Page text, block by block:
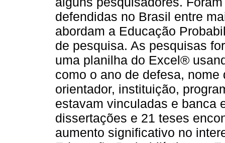
defendidas no Brasil entre
abordam a Educação
de pesquisa. As pesquisas
uma planilha do Excel®
como o ano de defesa,
orientador, instituição,
estavam vinculadas e banca
dissertações e 21 teses
aumento significativo no